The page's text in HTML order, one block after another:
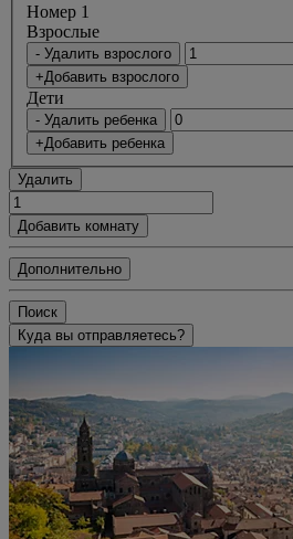
Номер 1
Bзрослые
- Удалить взрослого
+Добавить взрослого
Дети
- Удалить ребенка
+Добавить ребенка
Удалить
Добавить комнату
Дополнительно
Поиск
Куда вы отправляетесь?